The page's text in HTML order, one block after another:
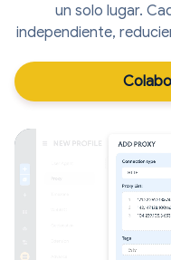
un solo lugar.
independiente,